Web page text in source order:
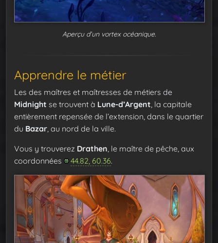
Aperçu d’un vortex océanique.
Apprendre le métier
Les des maîtres et maîtresses de métiers de
Midnight se trouvent à Lune-d’Argent , la capitale
entièrement repensée de l’extension, dans le quartier
du Bazar , au nord de la ville.
Vous y trouverez Drathen , le maître de pêche, aux
coordonnées
44.82, 60.36.